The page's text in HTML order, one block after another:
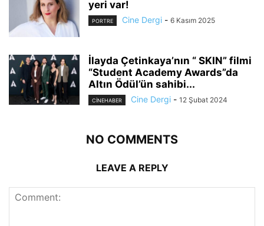
yeri var!
PORTRE Cine Dergi - 6 Kasım 2025
İlayda Çetinkaya’nın “ SKIN” filmi
“Student Academy Awards”da
Altın Ödül’ün sahibi...
CINEHABER Cine Dergi - 12 Şubat 2024
NO COMMENTS
LEAVE A REPLY